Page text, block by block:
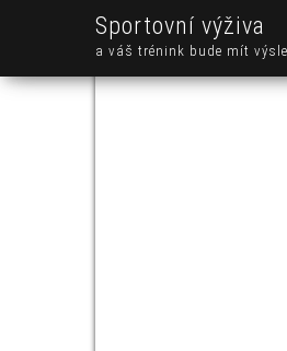
Sportovní výživa
a váš trénink bude mít